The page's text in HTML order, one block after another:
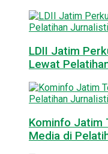
LDII Jatim
Lewat
Kominfo Jatim
Media di